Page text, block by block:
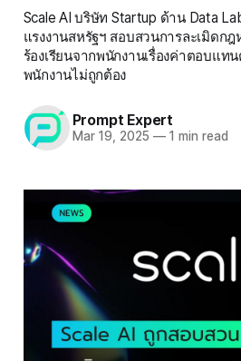
Scale AI บริษัท Startup ด้าน Data
แรงงานสหรัฐฯ สอบสวนการละเมิดก
ร้องเรียนจากพนักงานเรื่องค่าตอบแท
พนักงานไม่ถูกต้อง
Prompt Expert
Mar 19, 2025 —1 min read